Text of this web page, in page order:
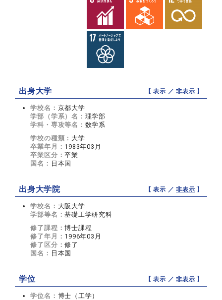
出身大学 【 表示 ／非表示 】
学校名： 京都大学
学部（学系）名： 理学部
学科・専攻等名： 数学系
学校の種類： 大学
卒業年月： 1983年03月
卒業区分：卒業
国名： 日本国
出身大学院 【 表示 ／非表示 】
学校名： 大阪大学
学部等名：基礎工学研究科
修了課程：博士課程
修了年月： 1996年03月
修了区分：修了
国名： 日本国
学位 【 表示 ／非表示 】
学位名： 博士（工学）